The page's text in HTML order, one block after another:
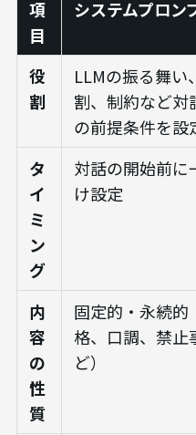
項
目
システムプロン
役
割
LLMの振る舞い
割、制約など対
の前提条件を設
タ
イ
ミ
ン
グ
対話の開始前に
け設定
内
容
の
性
質
固定的・永続的
格、口調、禁止
ど）